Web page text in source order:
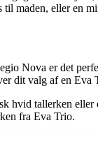
maden, eller en
Nova er det
dit valg af en Eva
hvid tallerken
fra Eva Trio.